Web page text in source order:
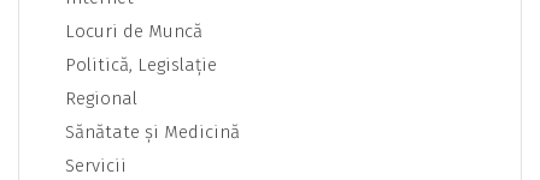
Locuri de Muncă
Politică, Legislaţie
Regional
Sănătate şi Medicină
Servicii